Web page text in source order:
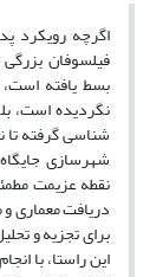
اگرچه رویکرد
فیلسوفان
بسط یافته
نگردیده است،
شناسی گرفته تا
شهرسازی
نقطه عزیمت
دریافت معماری
برای تجزیه و
این راستا، با